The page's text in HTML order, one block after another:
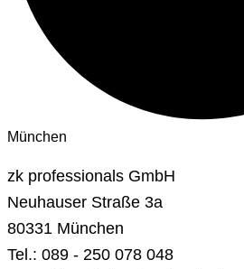
München
zk professionals GmbH
Neuhauser Straße 3a
80331 München
Tel.: 089 - 250 078 048